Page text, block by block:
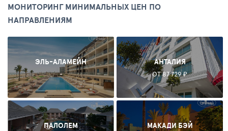
МОНИТОРИНГ МИНИМАЛЬНЫХ ЦЕН ПО
НАПРАВЛЕНИЯМ
ЭЛЬ-АЛАМЕЙН
-
АНТАЛИЯ
ОТ 87 729 ₽
ПАЛОЛЕМ МАКАДИ БЭЙ